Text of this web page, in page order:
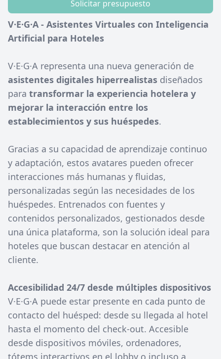
Solicitar presupuesto
V·E·G·A - Asistentes Virtuales con Inteligencia
Artificial para Hoteles
V·E·G·A representa una nueva generación de
asistentes digitales hiperrealistas diseñados
para transformar la experiencia hotelera y
mejorar la interacción entre los
establecimientos y sus huéspedes.
Gracias a su capacidad de aprendizaje continuo
y adaptación, estos avatares pueden ofrecer
interacciones más humanas y fluidas,
personalizadas según las necesidades de los
huéspedes. Entrenados con fuentes y
contenidos personalizados, gestionados desde
una única plataforma, son la solución ideal para
hoteles que buscan destacar en atención al
cliente.
Accesibilidad 24/7 desde múltiples dispositivos
V·E·G·A puede estar presente en cada punto de
contacto del huésped: desde su llegada al hotel
hasta el momento del check-out. Accesible
desde dispositivos móviles, ordenadores,
tótems interactivos en el lobby o incluso a